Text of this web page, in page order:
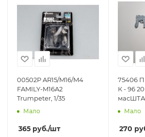
00502P AR15/M16/M4
FAMILY-M16A2
Trumpeter, 1/35
Мало
365 руб./шт
75406
К - 96
Мало
270